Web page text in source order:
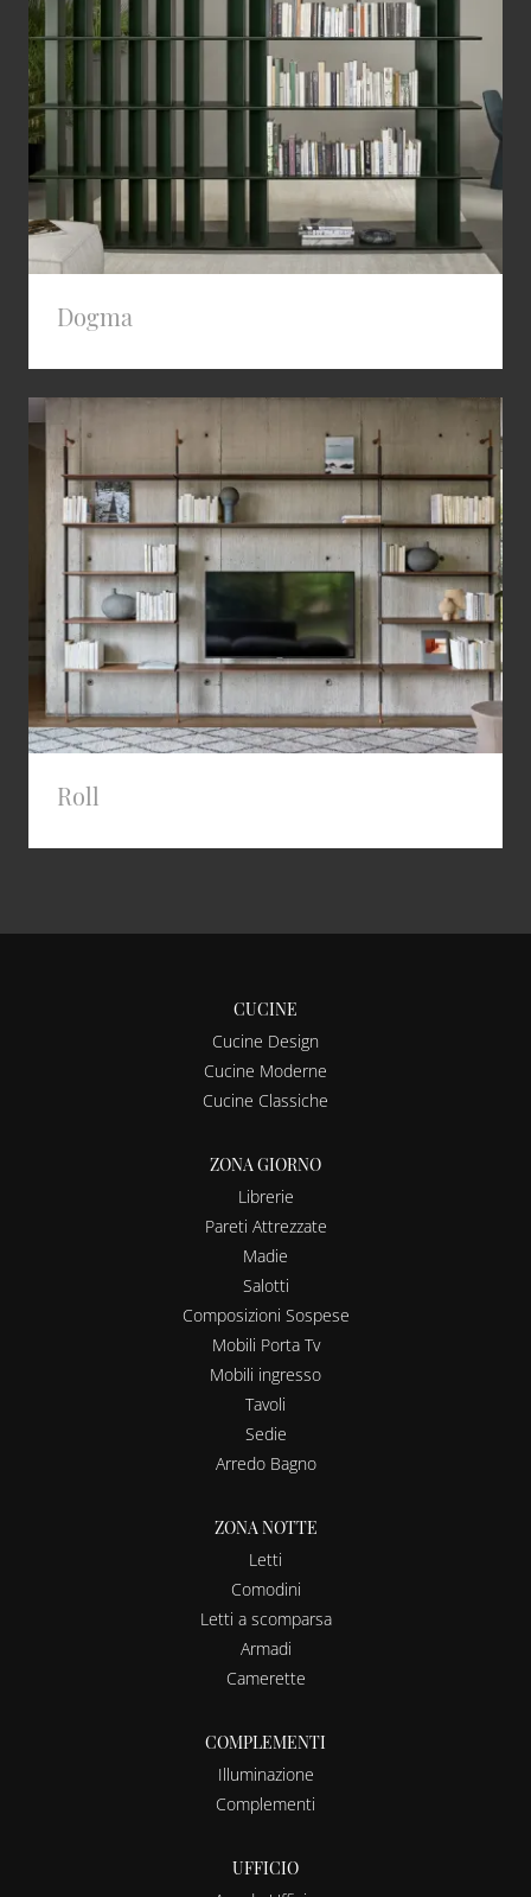
Dogma
Roll
CUCINE
Cucine Design
Cucine Moderne
Cucine Classiche
ZONA GIORNO
Librerie
Pareti Attrezzate
Madie
Salotti
Composizioni Sospese
Mobili Porta Tv
Mobili ingresso
Tavoli
Sedie
Arredo Bagno
ZONA NOTTE
Letti
Comodini
Letti a scomparsa
Armadi
Camerette
COMPLEMENTI
Illuminazione
Complementi
UFFICIO